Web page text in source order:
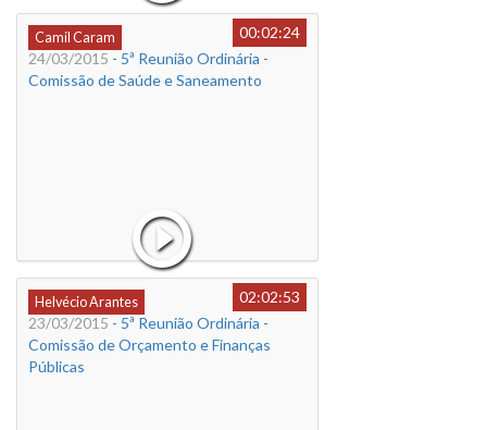
Camil Caram
00:02:24
24/03/2015 - 5ª Reunião Ordinária -
Comissão de Saúde e Saneamento
Helvécio Arantes
02:02:53
23/03/2015 - 5ª Reunião Ordinária -
Comissão de Orçamento e Finanças
Públicas